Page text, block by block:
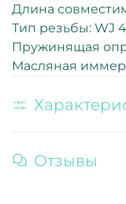
Длина
Тип резьбы: WJ
Пружинящая
Масляная
Отзывы